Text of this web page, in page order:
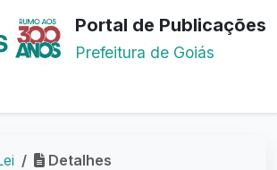
Portal de Publicações
Prefeitura de Goiás
Detalhes